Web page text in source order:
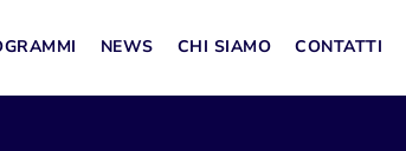
NEWS CHI SIAMO CONTATTI